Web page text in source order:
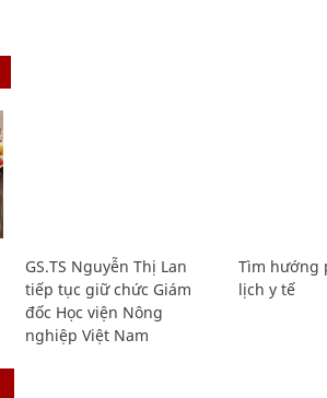
GS.TS Nguyễn Thị Lan
tiếp tục giữ chức Giám
đốc Học viện Nông
nghiệp Việt Nam
Tìm hướng
lịch y tế